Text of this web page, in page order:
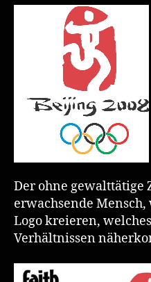
Der ohne gewalttätige
erwachsende
Logo kreieren,
Verhältnissen